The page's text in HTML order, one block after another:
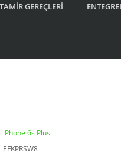
TAMİR GEREÇLERİ
iPhone 6s Plus
EFKPRSW8